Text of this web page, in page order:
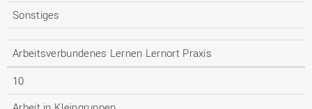
Sonstiges
Arbeitsverbundenes Lernen Lernort Praxis
10